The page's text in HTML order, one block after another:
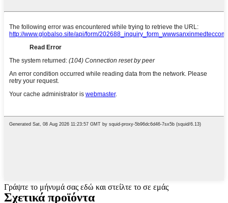
Γράψτε το μήνυμά σας εδώ και στείλτε το σε εμάς
Σχετικά προϊόντα